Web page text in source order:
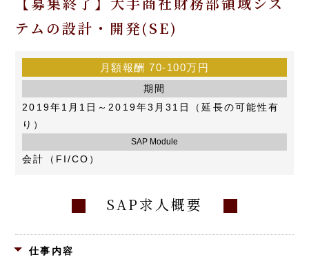
テムの設計・開発(SE)
月額報酬 70-100万円
期間
2019年1月1日～2019年3月31日（延長の可能性有
り）
SAP Module
会計（FI/CO）
SAP求人概要
仕事内容